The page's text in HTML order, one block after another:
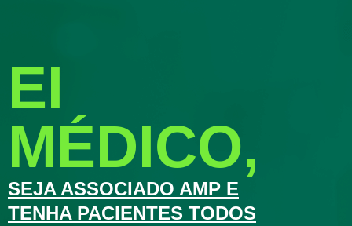
EI
MÉDICO,
SEJA ASSOCIADO AMP E
TENHA PACIENTES TODOS